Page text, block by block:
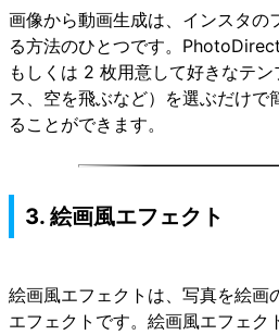
画像から動画生成は、インスタの
る方法のひとつです。
もしくは 2 枚用意して好きなテ
ス、空を飛ぶなど）を選ぶだけで
ることができます。
3. 絵画風エフェクト
絵画風エフェクトは、写真を絵画
エフェクトです。絵画風エフェク